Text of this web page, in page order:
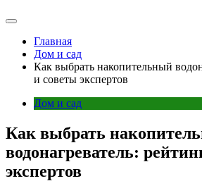
Главная
Дом и сад
Как выбрать накопительный
и советы экспертов
Дом и сад
Как выбрать
водонагреватель:
экспертов